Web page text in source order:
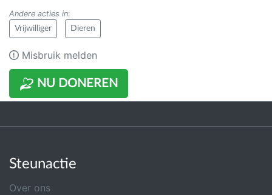
NU DONEREN
Andere acties in:
Vrijwilliger Dieren
Misbruik melden
Steunactie
Over ons